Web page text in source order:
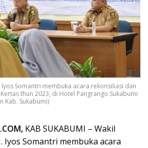
Somantri membuka acara rekonsiliasi dan
thun 2023, di Hotel Pangrango Sukabumi
Kab. Sukabumi)
KAB SUKABUMI – Wakil
Iyos Somantri membuka acara